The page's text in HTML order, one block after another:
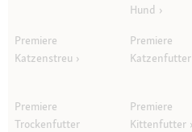
Hund
Premiere
Katzenstreu
Premiere
Katzenfutter
Premiere
Trockenfutter
Premiere
Kittenfutter